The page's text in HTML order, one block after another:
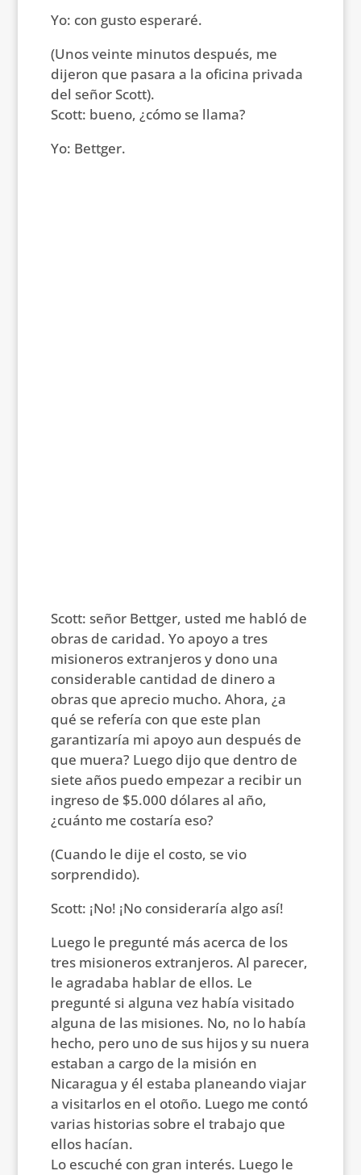
Yo: con gusto esperaré.
(Unos veinte minutos después, me
dijeron que pasara a la oficina privada
del señor Scott).
Scott: bueno, ¿cómo se llama?
Yo: Bettger.
Scott: señor Bettger, usted me habló de
obras de caridad. Yo apoyo a tres
misioneros extranjeros y dono una
considerable cantidad de dinero a
obras que aprecio mucho. Ahora, ¿a
qué se refería con que este plan
garantizaría mi apoyo aun después de
que muera? Luego dijo que dentro de
siete años puedo empezar a recibir un
ingreso de $5.000 dólares al año,
¿cuánto me costaría eso?
(Cuando le dije el costo, se vio
sorprendido).
Scott: ¡No! ¡No consideraría algo así!
Luego le pregunté más acerca de los
tres misioneros extranjeros. Al parecer,
le agradaba hablar de ellos. Le
pregunté si alguna vez había visitado
alguna de las misiones. No, no lo había
hecho, pero uno de sus hijos y su nuera
estaban a cargo de la misión en
Nicaragua y él estaba planeando viajar
a visitarlos en el otoño. Luego me contó
varias historias sobre el trabajo que
ellos hacían.
Lo escuché con gran interés. Luego le